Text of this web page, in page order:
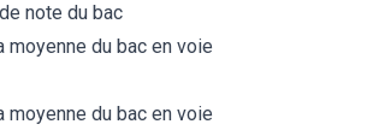
note du bac
moyenne du bac en voie
moyenne du bac en voie